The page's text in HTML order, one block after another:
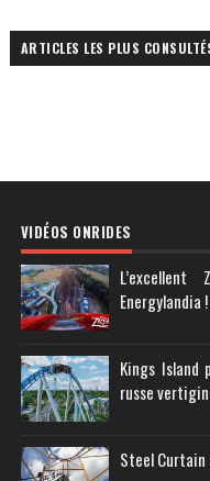
ARTICLES LES PLUS
VIDÉOS ONRIDES
Energylandia !
Kings Island
russe
Steel Curtain